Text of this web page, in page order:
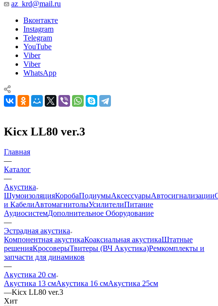
az_krd@mail.ru
Вконтакте
Instagram
Telegram
YouTube
Viber
Viber
WhatsApp
Kicx LL80 ver.3
Главная
—
Каталог
—
Акустика
ШумоизоляцияКоробаПодиумыАксессуарыАвтосигнализации
и КабелиАвтомагнитолыУсилителиПитание
АудиосистемДополнительное Оборудование
—
Эстрадная акустика
Компонентная акустикаКоаксиальная акустикаШтатные
решенияКросоверыТвитеры (ВЧ Акустика)Ремкомплекты и
запчасти для динамиков
—
Акустика 20 см
Акустика 13 смАкустика 16 смАкустика 25см
—Kicx LL80 ver.3
Хит